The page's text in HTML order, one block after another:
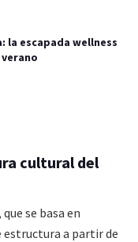
la escapada wellness
cultural del
se basa en
estructura a partir de